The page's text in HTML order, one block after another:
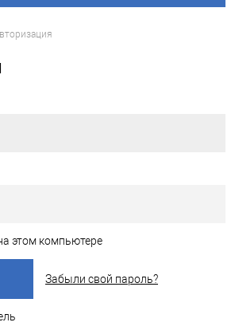
этом компьютере
Забыли свой пароль?